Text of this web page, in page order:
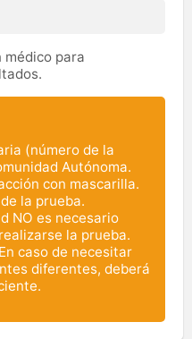
para
(número de la
Autónoma.
con mascarilla.
la prueba.
NO es necesario
la prueba.
caso de necesitar
diferentes, deberá